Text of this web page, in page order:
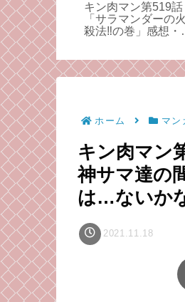
超個人的ラ
スト＆ワー
キン肉マン第519話
「サラマンダーの
殺法‼の巻」感想・
ホーム マン
キン肉マン
神サマ達の
は…ないか
2021.11.18